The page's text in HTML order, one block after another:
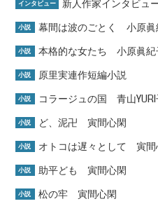
インタビュー 新人作家インタビュ
小説 幕間は波のごとく 小原眞
小説 本格的な女たち 小原眞紀
小説 原里実連作短編小説
小説 コラージュの国 青山
小説 ど、泥卍 寅間心閑
小説 オトコは遅々として 寅間
小説 助平ども 寅間心閑
小説 松の牢 寅間心閑